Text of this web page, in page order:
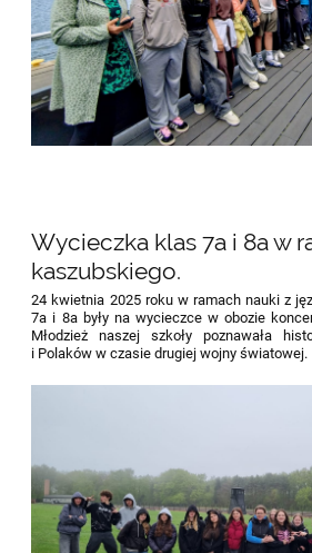
Wycieczka klas 7a i 8a w
kaszubskiego.
24 kwietnia 2025 roku w ramach nauki z
7a i 8a były na wycieczce w obozie
Młodzież naszej szkoły poznawała
i Polaków w czasie drugiej wojny światowej.